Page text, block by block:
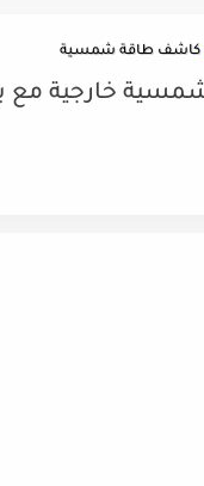
كاشف طاقة شمسية